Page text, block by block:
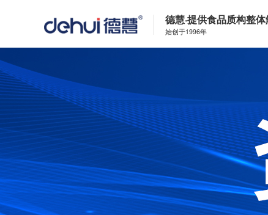
德慧·提供食品质构整
始创于1996年